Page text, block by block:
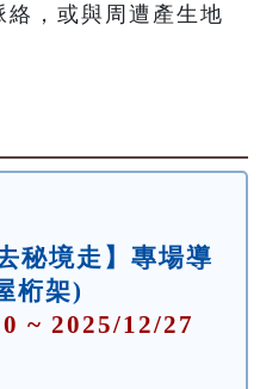
，或與周遭產生地
秘境走】專場導
桁架)
~ 2025/12/27